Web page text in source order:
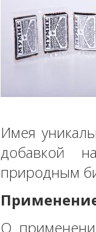
Имея
добавкой
природным
О